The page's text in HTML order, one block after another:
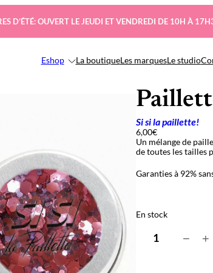
D’ÉTÉ: OUVERT LE JEUDI ET VENDREDI DE 10H À
Eshop La boutiqueLes marquesLe studio
Si si la paillette!
6,00€
Un mélange de
de toutes les tailles
Garanties à 92%
En stock
− +